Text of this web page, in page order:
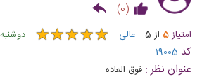
(
0
)
امتیاز5 از 5 عالی ★★★★★
★★★★★ دوشنبه 06 مرداد 1399
کد 19005
عنوان نظر : فوق العاده